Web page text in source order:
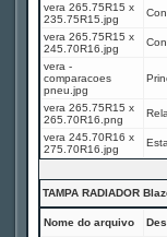
vera 265.75R15 x
235.75R15.jpg
vera 265.75R15 x
245.70R16.jpg
vera -
comparacoes
pneu.jpg
vera 265.75R15 x
265.70R16.png
vera 245.70R16 x
275.70R16.jpg
TAMPA RADIADOR
Nome do arquivo